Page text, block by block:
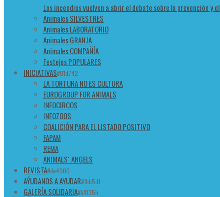
Los incendios vuelven a abrir el debate sobre la prevención y
Animales SILVESTRES
Animales LABORATORIO
Animales GRANJA
Animales COMPAÑÍA
Festejos POPULARES
INICIATIVAS#81d742
LA TORTURA NO ES CULTURA
EUROGROUP FOR ANIMALS
INFOCIRCOS
INFOZOOS
COALICIÓN PARA EL LISTADO POSITIVO
FAPAM
REMA
ANIMALS´ ANGELS
REVISTA#de4900
AÝUDANOS A AYUDAR#1bb5d1
GALERÍA SOLIDARIA#bf035b